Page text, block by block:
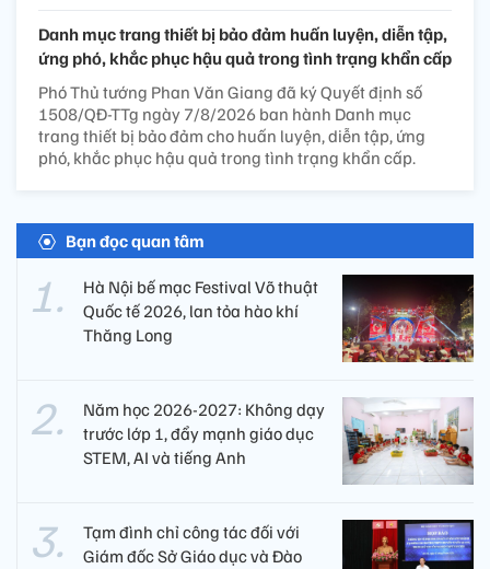
Danh mục trang thiết bị bảo đảm huấn luyện, diễn tập,
ứng phó, khắc phục hậu quả trong tình trạng khẩn cấp
Phó Thủ tướng Phan Văn Giang đã ký Quyết định số
1508/QĐ-TTg ngày 7/8/2026 ban hành Danh mục
trang thiết bị bảo đảm cho huấn luyện, diễn tập, ứng
phó, khắc phục hậu quả trong tình trạng khẩn cấp.
Bạn đọc quan tâm
Hà Nội bế mạc Festival Võ thuật
Quốc tế 2026, lan tỏa hào khí
Thăng Long
Năm học 2026-2027: Không dạy
trước lớp 1, đẩy mạnh giáo dục
STEM, AI và tiếng Anh
Tạm đình chỉ công tác đối với
Giám đốc Sở Giáo dục và Đào